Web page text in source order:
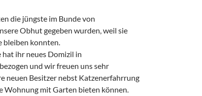
die jüngste im Bunde von
Obhut gegeben wurden, weil sie
bleiben konnten.
hat ihr neues Domizil in
und wir freuen uns sehr
neuen Besitzer nebst Katzenerfahrrung
Wohnung mit Garten bieten können.